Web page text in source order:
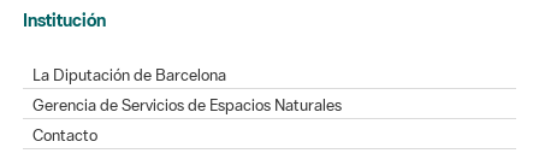
Institución
La Diputación de Barcelona
Gerencia de Servicios de Espacios Naturales
Contacto